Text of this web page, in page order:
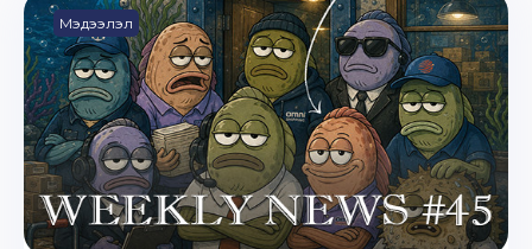
Мэдээлэл